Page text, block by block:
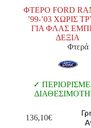
ΦΤΕΡΟ FORD
’99-’03 ΧΩΡΙΣ
ΓΙΑ ΦΛΑΣ
ΔΕΞΙΑ
Φτερά
136,10€